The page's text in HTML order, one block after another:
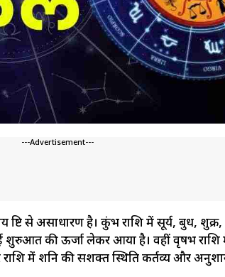
---Advertisement---
दृष्टि से असाधारण है। कुंभ राशि में सूर्य, बुध,
की ऊर्जा लेकर आया है। वहीं वृषभ राशि
में शनि की सशक्त स्थिति कर्तव्य और